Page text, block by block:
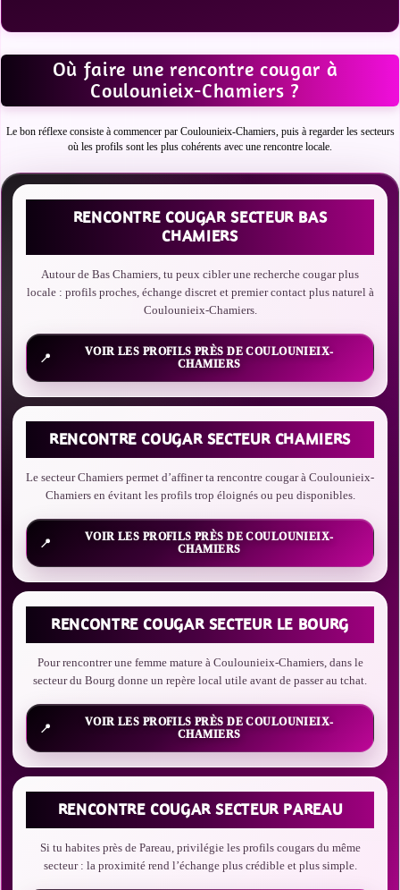
Où faire une rencontre cougar à
Coulounieix-Chamiers ?
Le bon réflexe consiste à commencer par Coulounieix-Chamiers, puis à regarder les secteurs
où les profils sont les plus cohérents avec une rencontre locale.
RENCONTRE COUGAR SECTEUR BAS
CHAMIERS
Autour de Bas Chamiers, tu peux cibler une recherche cougar plus
locale : profils proches, échange discret et premier contact plus naturel à
Coulounieix-Chamiers.
VOIR LES PROFILS PRÈS DE COULOUNIEIX-
CHAMIERS
RENCONTRE COUGAR SECTEUR CHAMIERS
Le secteur Chamiers permet d’affiner ta rencontre cougar à Coulounieix-
Chamiers en évitant les profils trop éloignés ou peu disponibles.
VOIR LES PROFILS PRÈS DE COULOUNIEIX-
CHAMIERS
RENCONTRE COUGAR SECTEUR LE BOURG
Pour rencontrer une femme mature à Coulounieix-Chamiers, dans le
secteur du Bourg donne un repère local utile avant de passer au tchat.
VOIR LES PROFILS PRÈS DE COULOUNIEIX-
CHAMIERS
RENCONTRE COUGAR SECTEUR PAREAU
Si tu habites près de Pareau, privilégie les profils cougars du même
secteur : la proximité rend l’échange plus crédible et plus simple.